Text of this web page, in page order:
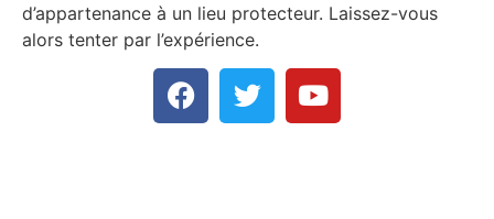
d’appartenance à un lieu protecteur. Laissez-vous
alors tenter par l’expérience.